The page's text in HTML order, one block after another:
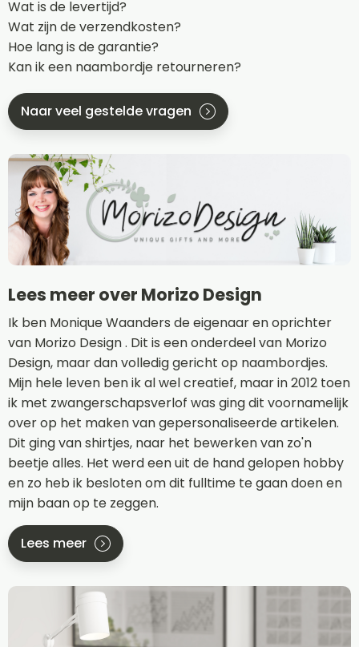
Wat is de levertijd?
Wat zijn de verzendkosten?
Hoe lang is de garantie?
Kan ik een naambordje retourneren?
Naar veel gestelde vragen
Lees meer over Morizo Design
Ik ben Monique Waanders de eigenaar en oprichter
van Morizo Design . Dit is een onderdeel van Morizo
Design, maar dan volledig gericht op naambordjes.
Mijn hele leven ben ik al wel creatief, maar in 2012 toen
ik met zwangerschapsverlof was ging dit voornamelijk
over op het maken van gepersonaliseerde artikelen.
Dit ging van shirtjes, naar het bewerken van zo'n
beetje alles. Het werd een uit de hand gelopen hobby
en zo heb ik besloten om dit fulltime te gaan doen en
mijn baan op te zeggen.
Lees meer